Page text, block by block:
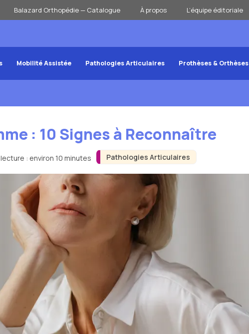
Balazard Orthopédie — Catalogue À propos L’équipe éditoriale
Mobilité Assistée Pathologies Articulaires Prothèses & Orthèses
Pathologies Articulaires
: 10 Signes à Reconnaître
: environ 10 minutes